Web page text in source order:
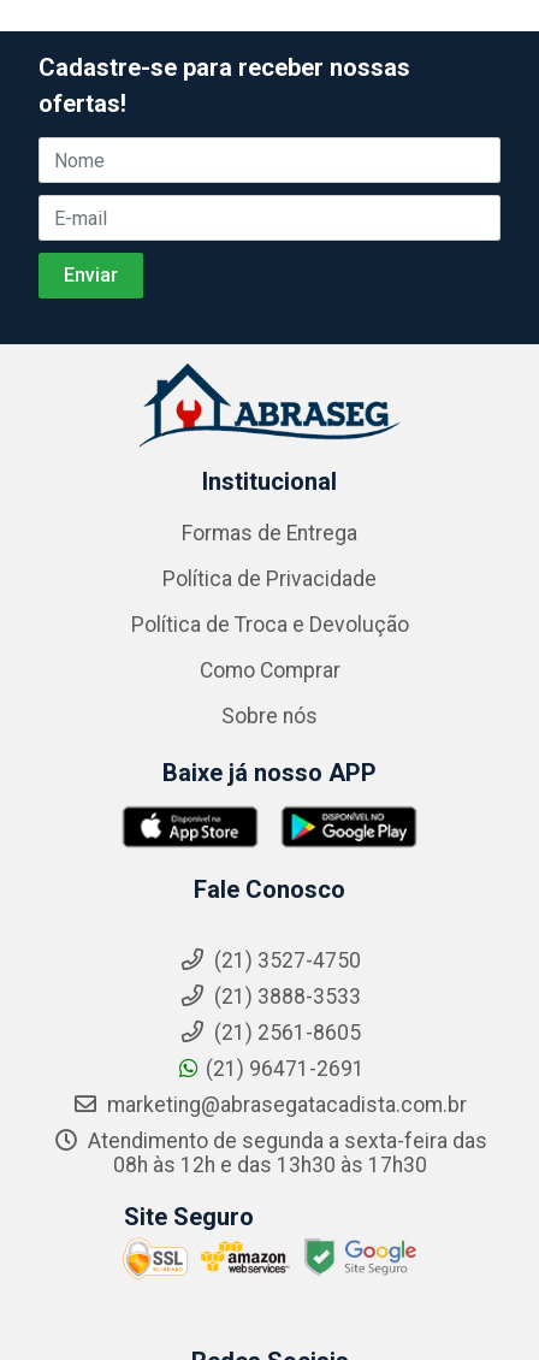
Cadastre-se para receber nossas
ofertas!
Institucional
Formas de Entrega
Política de Privacidade
Política de Troca e Devolução
Como Comprar
Sobre nós
Baixe já nosso APP
Fale Conosco
(21) 3527-4750
(21) 3888-3533
(21) 2561-8605
(21) 96471-2691
marketing@abrasegatacadista.com.br
Atendimento de segunda a sexta-feira das
08h às 12h e das 13h30 às 17h30
Site Seguro